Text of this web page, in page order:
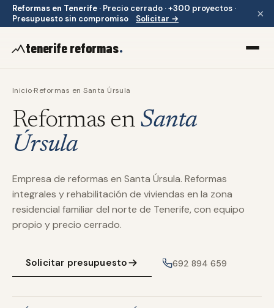
Reformas en Tenerife · Precio cerrado · +300 proyectos ·
Presupuesto sin compromiso
Solicitar → ×
tenerife reformas.
Inicio·Reformas enSanta Úrsula
Reformas en Santa
Úrsula
Empresa de reformas en Santa Úrsula. Reformas
integrales y rehabilitación de viviendas en la zona
residencial familiar del norte de Tenerife, con equipo
propio y precio cerrado.
Solicitar presupuesto 692 894 659